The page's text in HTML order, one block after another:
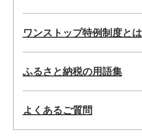
ワンストップ特例制度とは
ふるさと納税の用語集
よくあるご質問